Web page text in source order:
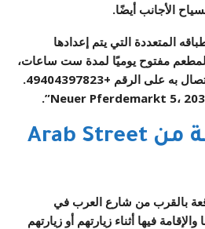
الأجانب أيضًا.
المتعددة التي يتم إعدادها
المطعم مفتوح يوميًا لمدة ست ساعات،
بدءًا من 6-12 ليلاً. يمكنك الاتصال به على الرقم +49404397823.
الفنادق القريبة من Arab Street
بالقرب من شارع العرب في
فيها أثناء زيارتهم أو زيارتهم